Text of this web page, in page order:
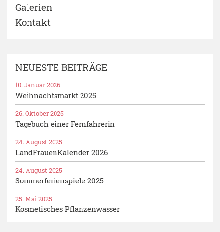
Galerien
Kontakt
NEUESTE BEITRÄGE
Weihnachtsmarkt 2025
10. Januar 2026
Tagebuch einer Fernfahrerin
26. Oktober 2025
LandFrauenKalender 2026
24. August 2025
Sommerferienspiele 2025
24. August 2025
Kosmetisches Pflanzenwasser
25. Mai 2025